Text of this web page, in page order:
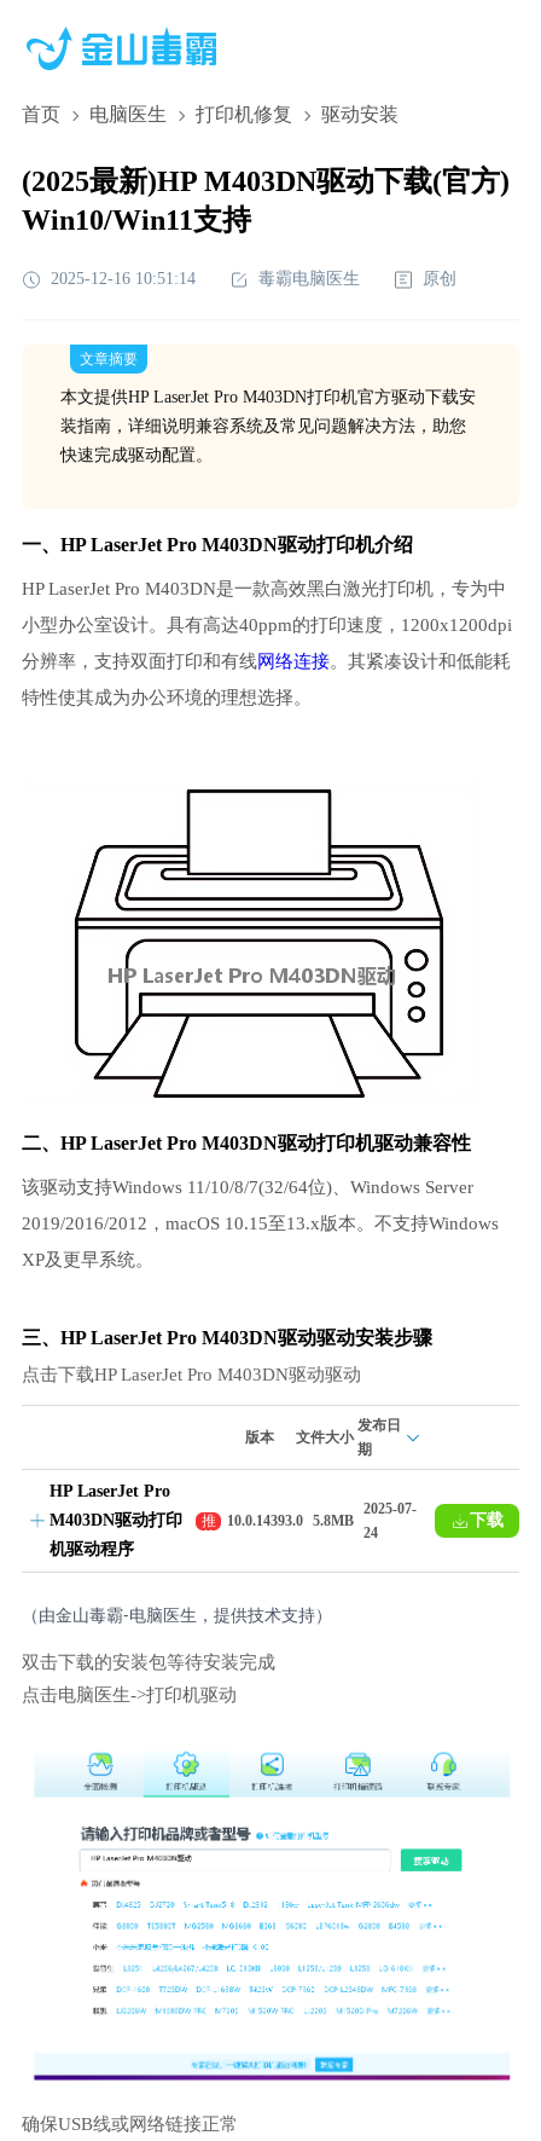
首页 电脑医生 打印机修复 驱动安装
(2025最新)HP M403DN驱动下载(官方)
Win10/Win11支持
2025-12-16 10:51:14 毒霸电脑医生 原创
文章摘要
本文提供HP LaserJet Pro M403DN打印机官方驱动下载安
装指南，详细说明兼容系统及常见问题解决方法，助您
快速完成驱动配置。
一、HP LaserJet Pro M403DN驱动打印机介绍
HP LaserJet Pro M403DN是一款高效黑白激光打印机，专为中
小型办公室设计。具有高达40ppm的打印速度，1200x1200dpi
分辨率，支持双面打印和有线网络连接。其紧凑设计和低能耗
特性使其成为办公环境的理想选择。
二、HP LaserJet Pro M403DN驱动打印机驱动兼容性
该驱动支持Windows 11/10/8/7(32/64位)、Windows Server
2019/2016/2012，macOS 10.15至13.x版本。不支持Windows
XP及更早系统。
三、HP LaserJet Pro M403DN驱动驱动安装步骤
点击下载HP LaserJet Pro M403DN驱动驱动
版本 文件大小
发布日
期
HP LaserJet Pro
M403DN驱动打印
机驱动程序
推
荐
10.0.14393.0 5.8MB
2025-07-
24
下载
（由金山毒霸-电脑医生，提供技术支持）
双击下载的安装包等待安装完成
点击电脑医生->打印机驱动
确保USB线或网络链接正常